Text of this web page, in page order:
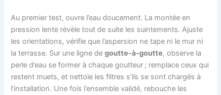
Au premier test, ouvre l’eau doucement. La montée en
pression lente révèle tout de suite les suintements. Ajuste
les orientations, vérifie que l’aspersion ne tape ni le mur ni
la terrasse. Sur une ligne degoutte-à-goutte, observe la
perle d’eau se former à chaque goutteur ; remplace ceux qui
restent muets, et nettoie les filtres s’ils se sont chargés à
l’installation. Une fois l’ensemble validé, rebouche les